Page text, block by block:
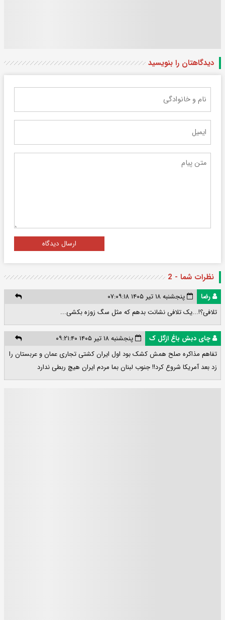
دیدگاهتان را بنویسید
ارسال دیدگاه
نظرات شما - 2
رضا
پنجشنبه ۱۸ تیر ۱۴۰۵ ۰۷:۰۹:۱۸
تلافی؟!...یک تلافی نشانت بدهم که مثل سگ زوزه بکشی...
چای دبش باغ ازگل ک
پنجشنبه ۱۸ تیر ۱۴۰۵ ۰۹:۲۱:۴۰
تفاهم مذاکره صلح همش کشک بود اول ایران کشتی تجاری عمان و عربستان را
زد بعد آمریکا شروع کرد!! جنوب لبنان بما مردم ایران هیچ ربطی ندارد